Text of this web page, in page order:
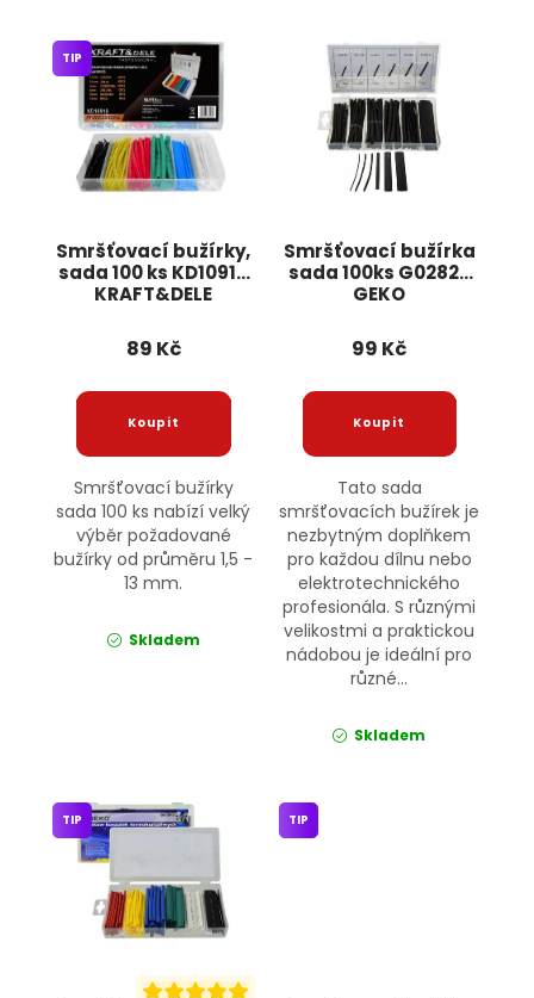
Smršťovací bužírky,
sada 100 ks KD10918
KRAFT&DELE
TIP
89 Kč
Smršťovací bužírky
sada 100 ks nabízí velký
výběr požadované
bužírky od průměru 1,5 -
13 mm.
Skladem
Smršťovací bužírka
sada 100ks G02822
GEKO
99 Kč
Tato sada
smršťovacích bužírek je
nezbytným doplňkem
pro každou dílnu nebo
elektrotechnického
profesionála. S různými
velikostmi a praktickou
nádobou je ideální pro
různé...
Skladem
TIP TIP